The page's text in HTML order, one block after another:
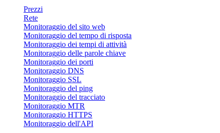
Prezzi
Rete
Monitoraggio del sito web
Monitoraggio del tempo di risposta
Monitoraggio dei tempi di attività
Monitoraggio delle parole chiave
Monitoraggio dei porti
Monitoraggio DNS
Monitoraggio SSL
Monitoraggio del ping
Monitoraggio del tracciato
Monitoraggio MTR
Monitoraggio HTTPS
Monitoraggio dell'API